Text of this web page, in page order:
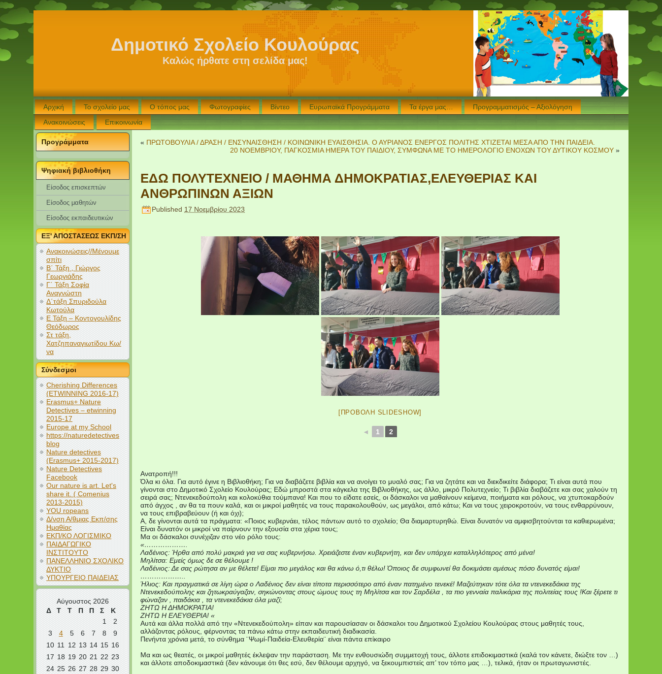
Δημοτικό Σχολείο Κουλούρας
Καλώς ήρθατε στη σελίδα μας!
Αρχική Το σχολείο μας Ο τόπος μας Φωτογραφίες Βίντεο Ευρωπαϊκά Προγράμματα Τα έργα μας…
Προγραμματισμός – Αξιολόγηση
Ανακοινώσεις
Επικοινωνία
Προγράμματα
Ψηφιακή βιβλιοθήκη
Είσοδος επισκεπτών
Eίσοδος μαθητών
Είσοδος εκπαιδευτικών
ΕΞ' ΑΠΟΣΤΑΣΕΩΣ ΕΚΠ/ΣΗ
Ανακοινώσεις//Μένουμε
σπίτι
Β΄ Τάξη , Γιώργος
Γεωργιάδης
Γ΄ Τάξη Σοφία
Αναγνώστη
Δ΄τάξη Σπυριδούλα
Κωτούλα
Ε Τάξη – Κοντογουλίδης
Θεόδωρος
Στ τάξη,
Χατζηπαναγιωτίδου Κω/
να
Σύνδεσμοι
Cherishing Differences
(ETWINNING 2016-17)
Erasmus+ Nature
Detectives – etwinning
2015-17
Europe at my School
https://naturedetectives
blog
Nature detectives
(Erasmus+ 2015-2017)
Nature Detectives
Facebook
Our nature is art. Let's
share it. ( Comenius
2013-2015)
YOU ropeans
Δ/νση Α/θμιας Εκπ/σης
Ημαθίας
ΕΚΠ/ΚΟ ΛΟΓΙΣΜΙΚΟ
ΠΑΙΔΑΓΩΓΙΚΟ
ΙΝΣΤΙΤΟΥΤΟ
ΠΑΝΕΛΛΗΝΙΟ ΣΧΟΛΙΚΟ
ΔΥΚΤΙΟ
ΥΠΟΥΡΓΕΙΟ ΠΑΙΔΕΙΑΣ
Αύγουστος 2026
Δ
Τ Τ Π Π Σ Κ
1
2
3
4 5 6 7 8
9
10 11 12 13 14 15 16
17 18 19 20 21 22 23
24 25 26 27 28 29 30
« ΠΡΩΤΟΒΟΥΛΙΑ / ΔΡΑΣΗ / ΕΝΣΥΝΑΙΣΘΗΣΗ / ΚΟΙΝΩΝΙΚΗ ΕΥΑΙΣΘΗΣΙΑ. Ο ΑΥΡΙΑΝΟΣ ΕΝΕΡΓΟΣ ΠΟΛΙΤΗΣ ΧΤΙΖΕΤΑΙ ΜΕΣΑ ΑΠΟ ΤΗΝ ΠΑΙΔΕΙΑ.
20 ΝΟΕΜΒΡΙΟΥ, ΠΑΓΚΟΣΜΙΑ ΗΜΕΡΑ ΤΟΥ ΠΑΙΔΙΟΥ, ΣΥΜΦΩΝΑ ΜΕ ΤΟ ΗΜΕΡΟΛΟΓΙΟ ΕΝΟΧΩΝ ΤΟΥ ΔΥΤΙΚΟΥ ΚΟΣΜΟΥ »
ΕΔΩ ΠΟΛΥΤΕΧΝΕΙΟ / ΜΑΘΗΜΑ ΔΗΜΟΚΡΑΤΙΑΣ,ΕΛΕΥΘΕΡΙΑΣ ΚΑΙ
ΑΝΘΡΩΠΙΝΩΝ ΑΞΙΩΝ
Published 17 Νοεμβρίου 2023
[ΠΡΟΒΟΛΉ SLIDESHOW]
◄ 1 2
Ανατροπή!!!
Όλα κι όλα. Για αυτό έγινε η Βιβλιοθήκη; Για να διαβάζετε βιβλία και να ανοίγει το μυαλό σας; Για να ζητάτε και να διεκδικείτε διάφορα; Τι είναι αυτά που
γίνονται στο Δημοτικό Σχολείο Κουλούρας; Εδώ μπροστά στα κάγκελα της Βιβλιοθήκης, ως άλλο, μικρό Πολυτεχνείο; Τι βιβλία διαβάζετε και σας χαλούν τη
σειρά σας; Ντενεκεδούπολη και κολοκύθια τούμπανα! Και που το είδατε εσείς, οι δάσκαλοι να μαθαίνουν κείμενα, ποιήματα και ρόλους, να χτυποκαρδούν
από άγχος , αν θα τα πουν καλά, και οι μικροί μαθητές να τους παρακολουθούν, ως μεγάλοι, από κάτω; Και να τους χειροκροτούν, να τους ενθαρρύνουν,
να τους επιβραβεύουν (ή και όχι);
Α, δε γίνονται αυτά τα πράγματα: «Ποιος κυβερνάει, τέλος πάντων αυτό το σχολείο; Θα διαμαρτυρηθώ. Είναι δυνατόν να αμφισβητούνται τα καθιερωμένα;
Είναι δυνατόν οι μικροί να παίρνουν την εξουσία στα χέρια τους;
Μα οι δάσκαλοι συνέχιζαν στο νέο ρόλο τους:
«……………….
Λαδένιος: Ήρθα από πολύ μακριά για να σας κυβερνήσω. Χρειάζεστε έναν κυβερνήτη, και δεν υπάρχει καταλληλότερος από μένα!
Μηλίτσα: Εμείς όμως δε σε θέλουμε !
Λαδένιος: Δε σας ρώτησα αν με θέλετε! Είμαι πιο μεγάλος και θα κάνω ό,τι θέλω! Όποιος δε συμφωνεί θα δοκιμάσει αμέσως πόσο δυνατός είμαι!
………………..
Ήλιος: Και πραγματικά σε λίγη ώρα ο Λαδένιος δεν είναι τίποτα περισσότερο από έναν πατημένο τενεκέ! Μαζεύτηκαν τότε όλα τα ντενεκεδάκια της
Ντενεκεδούπολης και ζητωκραύγαζαν, σηκώνοντας στους ώμους τους τη Μηλίτσα και τον Σαρδέλα , τα πιο γενναία παλικάρια της πολιτείας τους !Και ξέρετε τι
φώναζαν , παιδάκια , τα ντενεκεδάκια όλα μαζί;
ΖΗΤΩ Η ΔΗΜΟΚΡΑΤΙΑ!
ΖΗΤΩ Η ΕΛΕΥΘΕΡΙΑ! «
Αυτά και άλλα πολλά από την «Ντενεκεδούπολη» είπαν και παρουσίασαν οι δάσκαλοι του Δημοτικού Σχολείου Κουλούρας στους μαθητές τους,
αλλάζοντας ρόλους, φέρνοντας τα πάνω κάτω στην εκπαιδευτική διαδικασία.
Πενήντα χρόνια μετά, το σύνθημα ¨Ψωμί-Παιδεία-Ελευθερία¨ είναι πάντα επίκαιρο
Μα και ως θεατές, οι μικροί μαθητές έκλεψαν την παράσταση. Με την ενθουσιώδη συμμετοχή τους, άλλοτε επιδοκιμαστικά (καλά τον κάνετε, διώξτε τον …)
και άλλοτε αποδοκιμαστικά (δεν κάνουμε ότι θες εσύ, δεν θέλουμε αρχηγό, να ξεκουμπιστείς απ’ τον τόπο μας …), τελικά, ήταν οι πρωταγωνιστές.